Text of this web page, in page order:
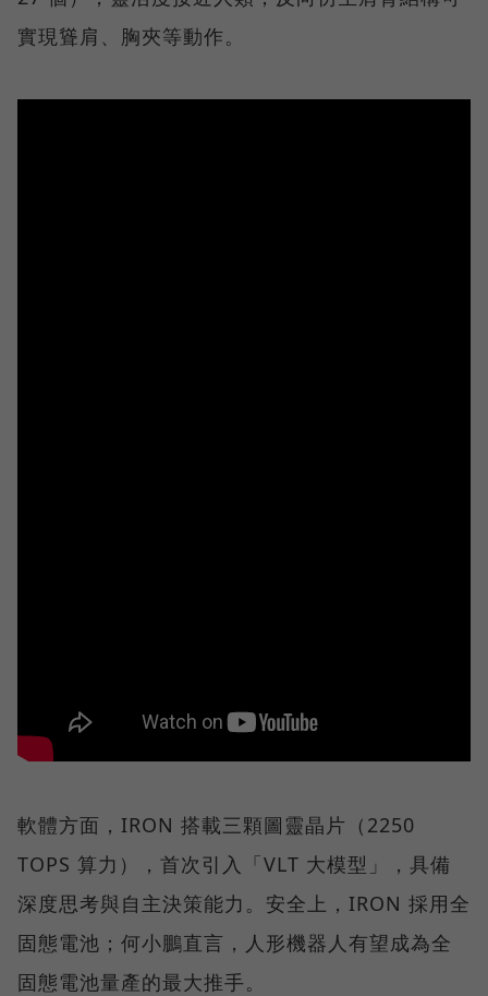
實現聳肩、胸夾等動作。
軟體方面，IRON 搭載三顆圖靈晶片（2250
TOPS 算力），首次引入「VLT 大模型」，具備
深度思考與自主決策能力。安全上，IRON 採用全
固態電池；何小鵬直言，人形機器人有望成為全
固態電池量產的最大推手。